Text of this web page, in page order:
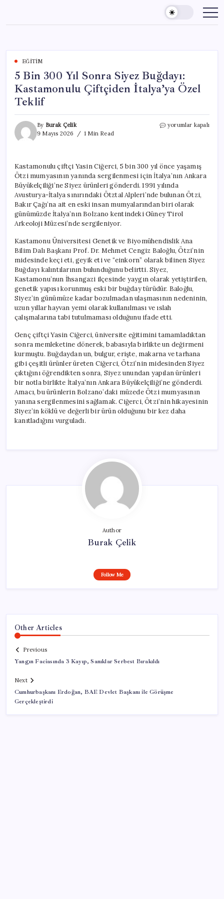
content
EĞITIM
5 Bin 300 Yıl Sonra Siyez Buğdayı:
Kastamonulu Çiftçiden İtalya’ya Özel
Teklif
By Burak Çelik
9 Mayıs 2026
1 Min Read
5
Siyez
Buğdayı:
Kastamonulu
Çiftçiden
İtalya’ya
Teklif
yorumlar kapalı
Kastamonulu çiftçi Yasin Ciğerci, 5 bin 300 yıl önce yaşamış
Ötzi mumyasının yanında sergilenmesi için İtalya’nın Ankara
Büyükelçiliği’ne Siyez ürünleri gönderdi. 1991 yılında
Avusturya-İtalya sınırındaki Ötztal Alpleri’nde bulunan Ötzi,
Bakır Çağı’na ait en eski insan mumyalarından biri olarak
günümüzde İtalya’nın Bolzano kentindeki Güney Tirol
Arkeoloji Müzesi’nde sergileniyor.
Kastamonu Üniversitesi Genetik ve Biyomühendislik Ana
Bilim Dalı Başkanı Prof. Dr. Mehmet Cengiz Baloğlu, Ötzi’nin
midesinde keçi eti, geyik eti ve “einkorn” olarak bilinen Siyez
Buğdayı kalıntılarının bulunduğunu belirtti. Siyez,
Kastamonu’nun İhsangazi ilçesinde yaygın olarak yetiştirilen,
genetik yapısı korunmuş eski bir buğday türüdür. Baloğlu,
Siyez’in günümüze kadar bozulmadan ulaşmasının nedeninin,
uzun yıllar hayvan yemi olarak kullanılması ve ıslah
çalışmalarına tabi tutulmaması olduğunu ifade etti.
Genç çiftçi Yasin Ciğerci, üniversite eğitimini tamamladıktan
sonra memleketine dönerek, babasıyla birlikte un değirmeni
kurmuştu. Buğdaydan un, bulgur, erişte, makarna ve tarhana
gibi çeşitli ürünler üreten Ciğerci, Ötzi’nin midesinden Siyez
çıktığını öğrendikten sonra, Siyez unundan yapılan ürünleri
bir notla birlikte İtalya’nın Ankara Büyükelçiliği’ne gönderdi.
Amacı, bu ürünlerin Bolzano’daki müzede Ötzi mumyasının
yanına sergilenmesini sağlamak. Ciğerci, Ötzi’nin hikayesinin
Siyez’in köklü ve değerli bir ürün olduğunu bir kez daha
kanıtladığını vurguladı.
Author
Burak Çelik
Follow Me
Other Articles
Previous
Yangın Faciasında 3 Kayıp, Sanıklar Serbest Bırakıldı
Next
Cumhurbaşkanı Erdoğan, BAE Devlet Başkanı ile Görüşme
Gerçekleştirdi